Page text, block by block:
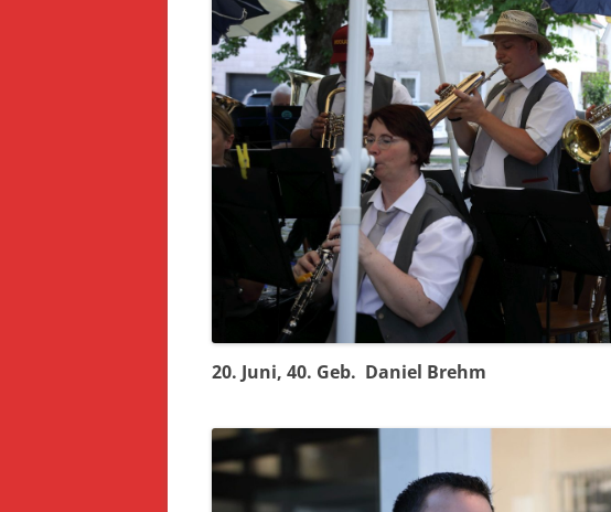
20. Juni, 40. Geb. Daniel Brehm